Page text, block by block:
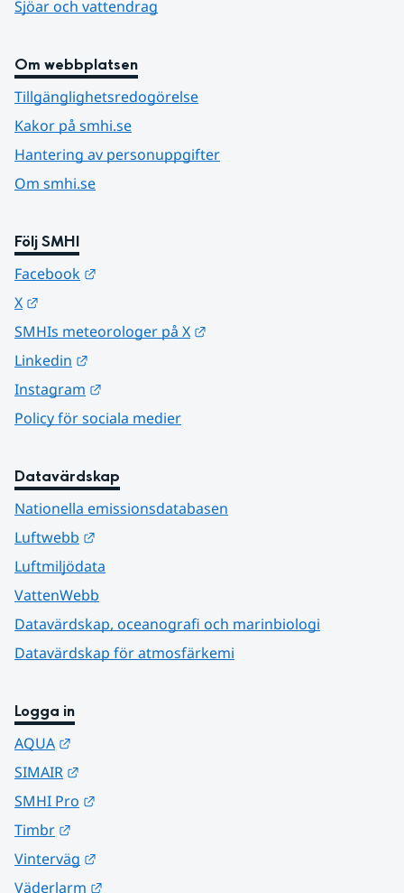
Sjöar och vattendrag
Om webbplatsen
Tillgänglighetsredogörelse
Kakor på smhi.se
Hantering av personuppgifter
Om smhi.se
Följ SMHI
Facebook
X
SMHIs meteorologer på X
Linkedin
Instagram
Policy för sociala medier
Datavärdskap
Nationella emissionsdatabasen
Luftwebb
Luftmiljödata
VattenWebb
Datavärdskap, oceanografi och marinbiologi
Datavärdskap för atmosfärkemi
Logga in
AQUA
SIMAIR
SMHI Pro
Timbr
Vinterväg
Väderlarm